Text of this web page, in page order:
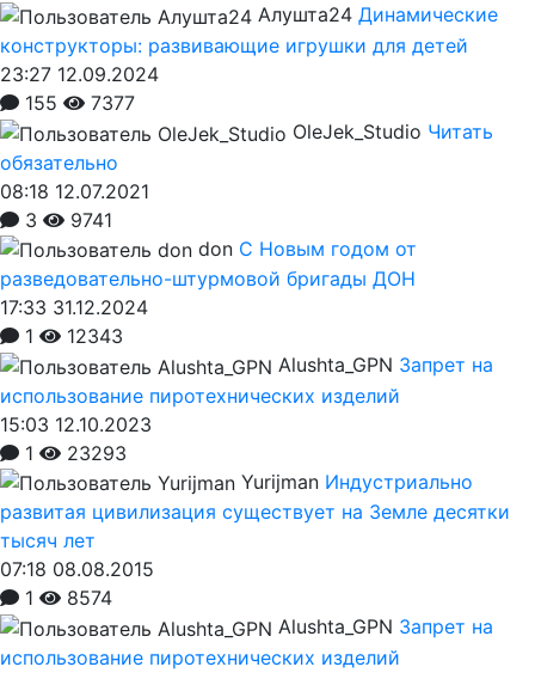
Алушта24 Динамические
конструкторы: развивающие игрушки для детей
23:27 12.09.2024
155
7377
OleJek_Studio Читать
обязательно
08:18 12.07.2021
3
9741
don С Новым годом от
разведовательно-штурмовой бригады ДОН
17:33 31.12.2024
1
12343
Alushta_GPN Запрет на
использование пиротехнических изделий
15:03 12.10.2023
1
23293
Yurijman Индустриально
развитая цивилизация существует на Земле десятки
тысяч лет
07:18 08.08.2015
1
8574
Alushta_GPN Запрет на
использование пиротехнических изделий